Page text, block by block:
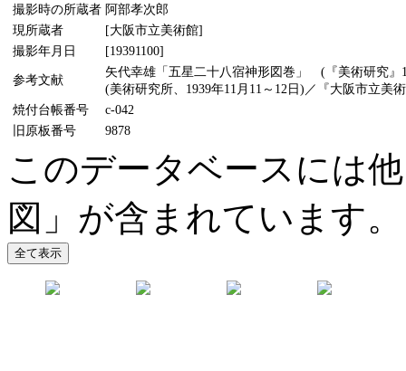
撮影時の所蔵者 阿部孝次郎
現所蔵者
[大阪市立美術館]
撮影年月日
[19391100]
参考文献
矢代幸雄「五星二十八宿神形図巻」 (『美術研究』
(美術研究所、1939年11月11～12日)／『大阪市立
焼付台帳番号
c-042
旧原板番号
9878
このデータベースには
図」が含まれています。